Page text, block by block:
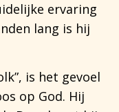
ervaring
lang is hij
is het gevoel
op God. Hij